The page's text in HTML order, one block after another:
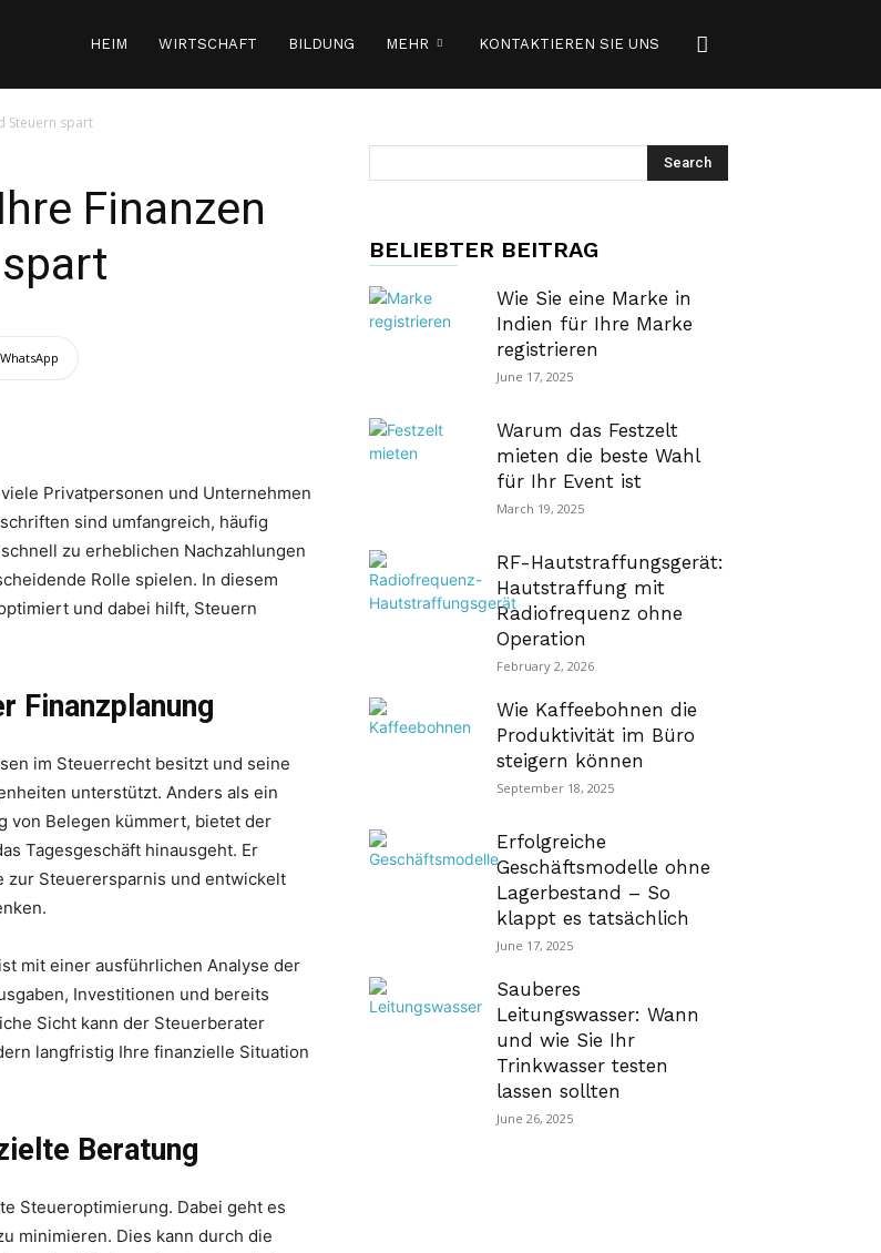
HEIM WIRTSCHAFT BILDUNG MEHR KONTAKTIEREN SIE UNS
Steuern spart
Finanzen
WhatsApp
Privatpersonen und Unternehmen
sind umfangreich, häufig
zu erheblichen Nachzahlungen
Rolle spielen. In diesem
und dabei hilft, Steuern
Finanzplanung
im Steuerrecht besitzt und seine
unterstützt. Anders als ein
von Belegen kümmert, bietet der
Tagesgeschäft hinausgeht. Er
Steuerersparnis und entwickelt
mit einer ausführlichen Analyse der
Investitionen und bereits
Sicht kann der Steuerberater
langfristig Ihre finanzielle Situation
Beratung
Steueroptimierung. Dabei geht es
minimieren. Dies kann durch die
BELIEBTER BEITRAG
Wie Sie eine Marke in
Indien für Ihre Marke
registrieren
June 17, 2025
Warum das Festzelt
mieten die beste Wahl
für Ihr Event ist
March 19, 2025
RF-Hautstraffungsgerät:
Hautstraffung mit
Radiofrequenz ohne
Operation
February 2, 2026
Wie Kaffeebohnen die
Produktivität im Büro
steigern können
September 18, 2025
Erfolgreiche
Geschäftsmodelle ohne
Lagerbestand – So
klappt es tatsächlich
June 17, 2025
Sauberes
Leitungswasser: Wann
und wie Sie Ihr
Trinkwasser testen
lassen sollten
June 26, 2025